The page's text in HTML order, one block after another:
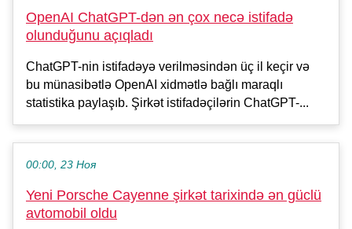
OpenAI ChatGPT-dən ən çox necə istifadə
olunduğunu açıqladı
ChatGPT-nin istifadəyə verilməsindən üç il keçir və
bu münasibətlə OpenAI xidmətlə bağlı maraqlı
statistika paylaşıb. Şirkət istifadəçilərin ChatGPT-...
00:00, 23 Ноя
Yeni Porsche Cayenne şirkət tarixində ən güclü
avtomobil oldu